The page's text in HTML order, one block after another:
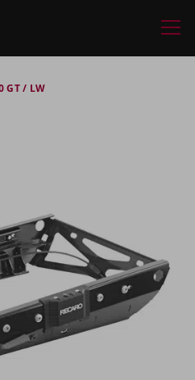
GT / LW